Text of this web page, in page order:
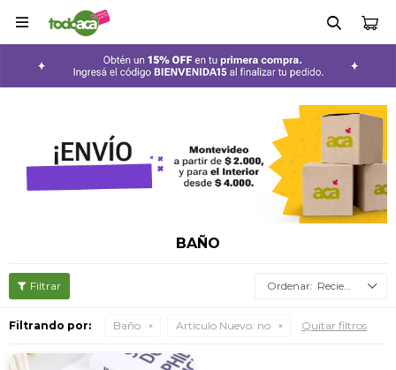

BAÑO
Recientes
Filtrando por: Baño Articulo Nuevo: no Quitar filtros